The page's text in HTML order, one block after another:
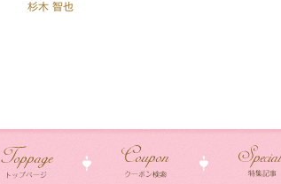
杉木 智也